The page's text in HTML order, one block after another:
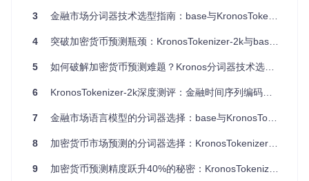
KronosTokenizer-2k是针对加密货币高频数据优化的专用版
本，其核心改进包括：
扩展量化位数至10位（s1_bits=10, s2_bits=10），词汇表
从约65,000扩展到1,048,576
增加上下文窗口至512，能够捕捉更长时间序列的依赖关系
模式的识别能力
Kronos项目架构展示了分词器在数据预处理和模型预测中的核
心位置，左侧为K线数据分词流程，右侧为自回归预训练框架
3 金融市场分词器技术选型指南：base与KronosTokenizer-2k深度对比及实战验证
4 突破加密货币预测瓶颈：KronosTokenizer-2k与base分词器的多维度深度评测
5 如何破解加密货币预测难题？Kronos分词器技术选型与实战指南
6 KronosTokenizer-2k深度测评：金融时间序列编码技术的突破与实践
7 金融市场语言模型的分词器选择：base与KronosTokenizer-2k技术测评
8 加密货币市场预测的分词器选择：KronosTokenizer-2k与base版本的技术对决
9 加密货币预测精度跃升40%的秘密：KronosTokenizer-2k技术深度解析